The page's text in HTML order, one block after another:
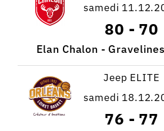
samedi
80 - 70
Elan Chalon -
Jeep ELITE
samedi
76 - 77